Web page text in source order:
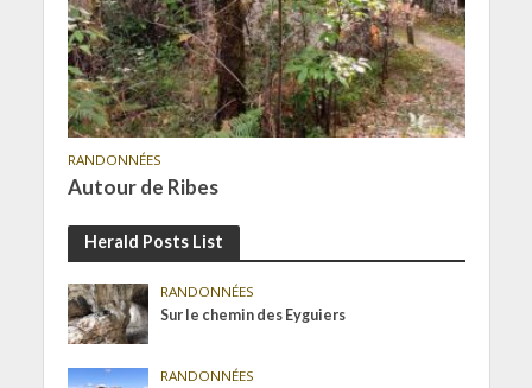
RANDONNÉES
Autour de Ribes
Herald Posts List
RANDONNÉES
Sur le chemin des Eyguiers
RANDONNÉES